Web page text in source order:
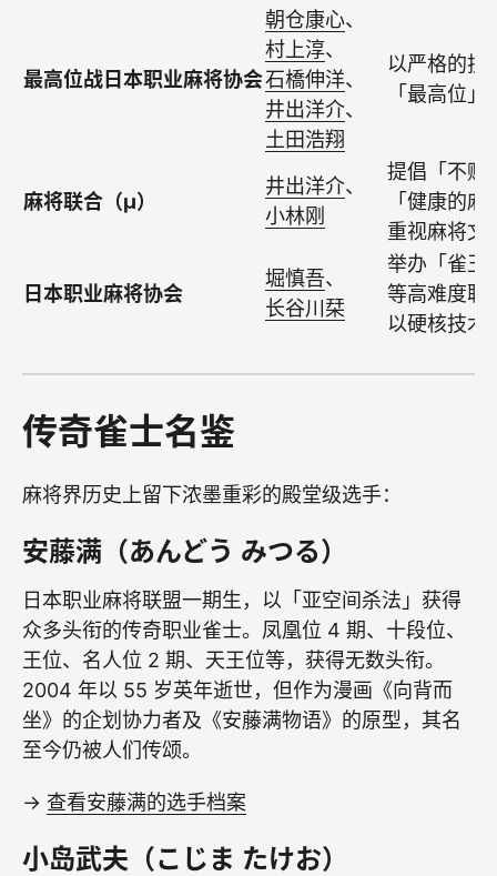
最高位战日本职业麻将协会
朝仓康心、
村上淳、
石橋伸洋、
井出洋介、
土田浩翔
以严格的技
「最高位
麻将联合（μ）
井出洋介、
小林刚
提倡「不赌
「健康的麻
重视麻将文
日本职业麻将协会
堀慎吾、
长谷川栞
举办「雀王
等高难度联
以硬核技术
传奇雀士名鉴
麻将界历史上留下浓墨重彩的殿堂级选手：
安藤满（あんどう みつる）
日本职业麻将联盟一期生，以「亚空间杀法」获得
众多头衔的传奇职业雀士。凤凰位 4 期、十段位、
王位、名人位 2 期、天王位等，获得无数头衔。
2004 年以 55 岁英年逝世，但作为漫画《向背而
坐》的企划协力者及《安藤满物语》的原型，其名
至今仍被人们传颂。
→ 查看安藤满的选手档案
小岛武夫（こじま たけお）